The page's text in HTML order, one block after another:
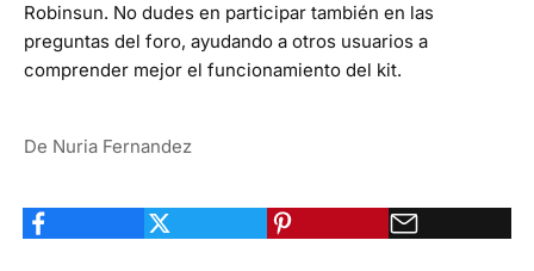
Robinsun. No dudes en participar también en las
preguntas del foro, ayudando a otros usuarios a
comprender mejor el funcionamiento del kit.
De Nuria Fernandez